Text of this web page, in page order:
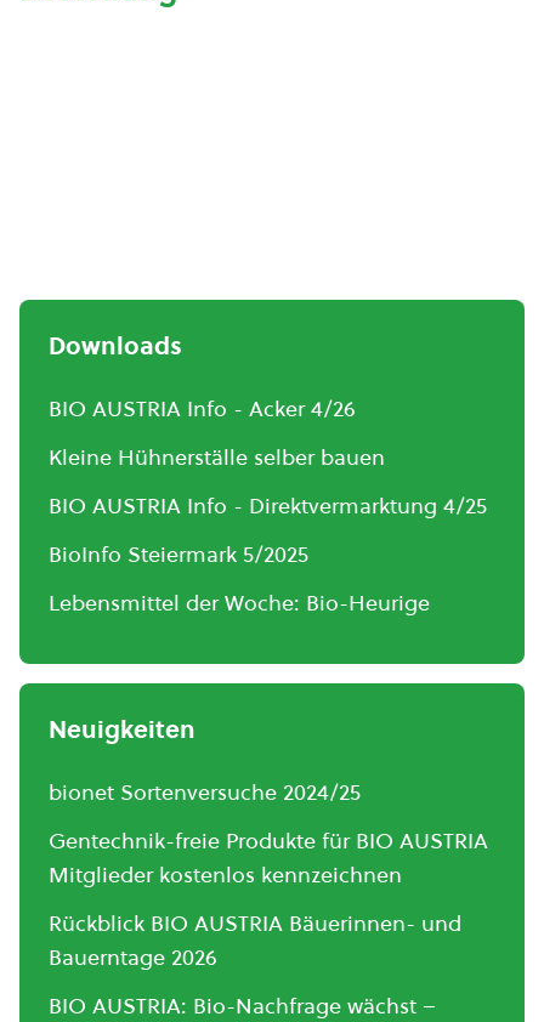
Downloads
BIO AUSTRIA Info - Acker 4/26
Kleine Hühnerställe selber bauen
BIO AUSTRIA Info - Direktvermarktung 4/25
BioInfo Steiermark 5/2025
Lebensmittel der Woche: Bio-Heurige
Neuigkeiten
bionet Sortenversuche 2024/25
Gentechnik-freie Produkte für BIO AUSTRIA
Mitglieder kostenlos kennzeichnen
Rückblick BIO AUSTRIA Bäuerinnen- und
Bauerntage 2026
BIO AUSTRIA: Bio-Nachfrage wächst –